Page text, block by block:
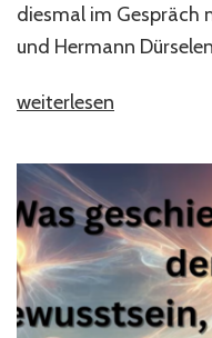
diesmal im Gespräch
und Hermann
„Sabine
im
Gespräch
mit
„Jenseits
von
Grenzen““
weiterlesen